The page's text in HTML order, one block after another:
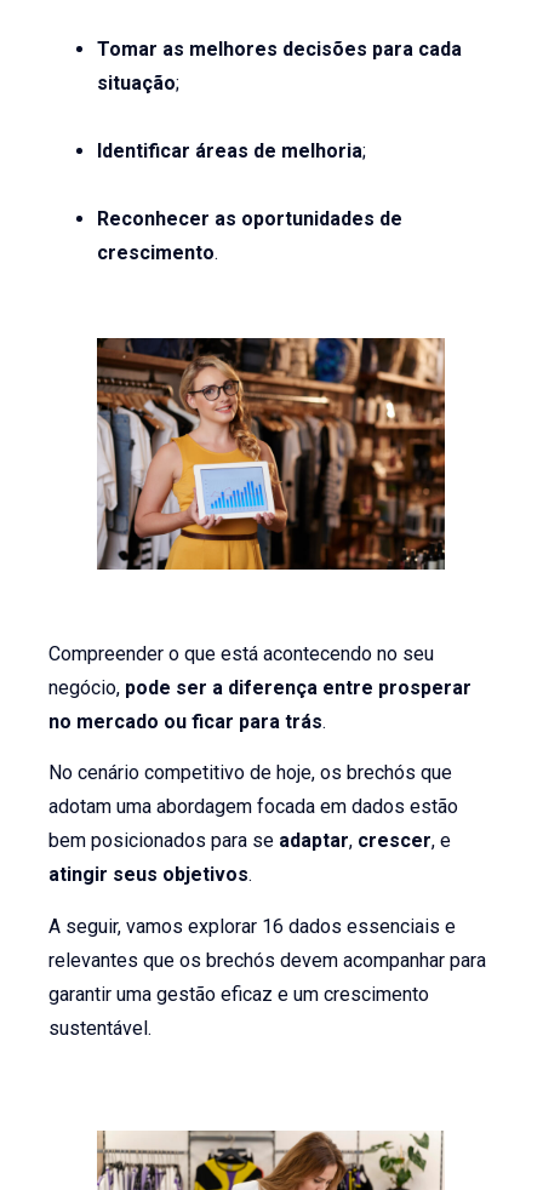
Tomar as melhores decisões para cada
situação;
Identificar áreas de melhoria;
Reconhecer as oportunidades de
crescimento.
Compreender o que está acontecendo no seu
negócio, pode ser a diferença entre prosperar
no mercado ou ficar para trás.
No cenário competitivo de hoje, os brechós que
adotam uma abordagem focada em dados estão
bem posicionados para se adaptar, crescer, e
atingir seus objetivos.
A seguir, vamos explorar 16 dados essenciais e
relevantes que os brechós devem acompanhar para
garantir uma gestão eficaz e um crescimento
sustentável.